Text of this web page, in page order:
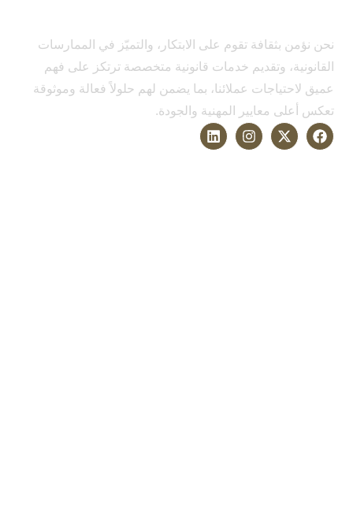
نحن نؤمن بثقافة تقوم على الابتكار، والتميّز في الممارسات
القانونية، وتقديم خدمات قانونية متخصصة ترتكز على فهم
عميق لاحتياجات عملائنا، بما يضمن لهم حلولاً فعالة وموثوقة
تعكس أعلى معايير المهنية والجودة.